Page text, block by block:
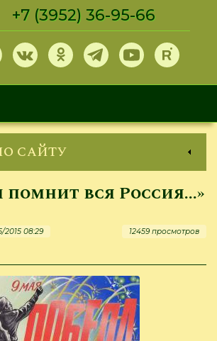
+7 (3952) 36-95-66
сайту
помнит вся Россия...»
08:29 12459 просмотров